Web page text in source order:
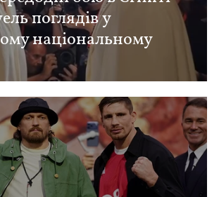
поглядів у
національному